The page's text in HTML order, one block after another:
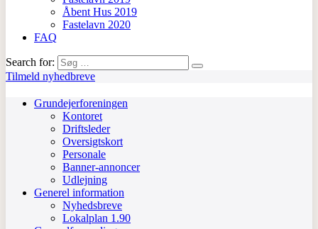
Åbent Hus 2019
Fastelavn 2020
FAQ
Search for:
Tilmeld nyhedbreve
Grundejerforeningen
Kontoret
Driftsleder
Oversigtskort
Personale
Banner-annoncer
Udlejning
Generel information
Nyhedsbreve
Lokalplan 1.90